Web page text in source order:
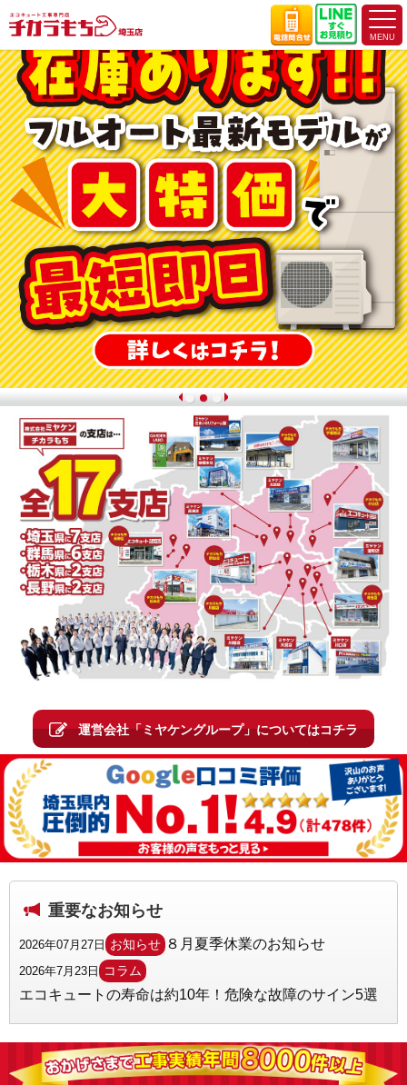
運営会社「ミヤケングループ」についてはコチラ
重要なお知らせ
2026年07月27日 お知らせ ８月夏季休業のお知らせ
2026年7月23日 コラム
エコキュートの寿命は約10年！危険な故障のサイン5選